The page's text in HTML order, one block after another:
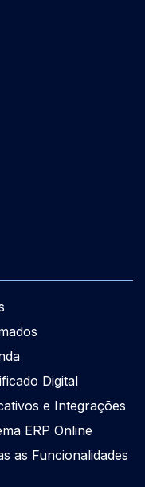
Digital
e Integrações
ERP Online
as Funcionalidades